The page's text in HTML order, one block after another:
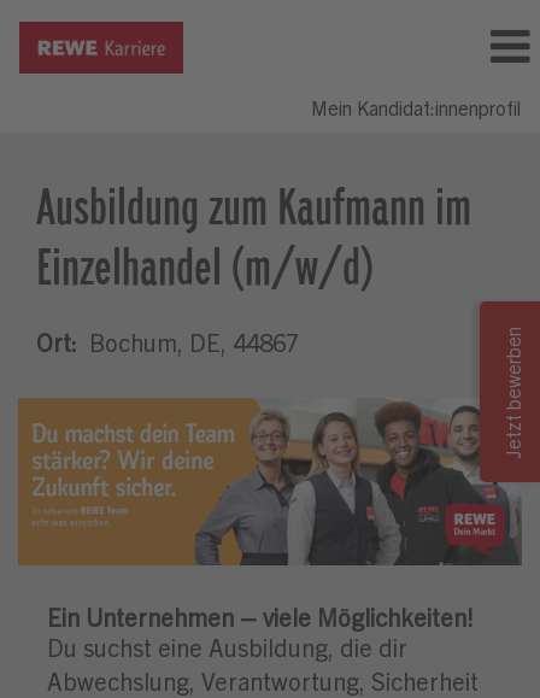
Mein Kandidat:innenprofil
Ausbildung zum Kaufmann im
Einzelhandel (m/w/d)
Ort: Bochum, DE, 44867
Ein Unternehmen – viele Möglichkeiten!
Du suchst eine Ausbildung, die dir
Abwechslung, Verantwortung, Sicherheit